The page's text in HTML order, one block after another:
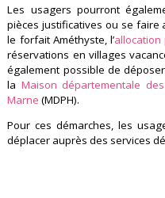
Les usagers pourront
pièces justificatives ou se faire
le forfait Améthyste, l’allocation
réservations en villages
également possible de
la Maison départementale
Marne (MDPH).
Pour ces démarches, les
déplacer auprès des services